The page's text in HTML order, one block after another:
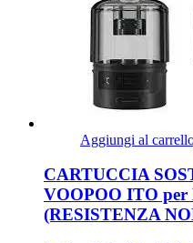
Aggiungi al
CARTUCCIA
VOOPOO ITO per
(RESISTENZA